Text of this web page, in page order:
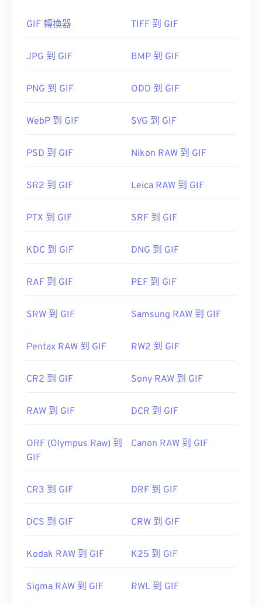
幾乎所有網頁瀏覽器都支援 GIF，這使其比其他圖像
果行動裝置（包括 iPhone 和 iPad）上打開，這使得
器和作業系統上輕鬆開啟。
Photoshop
Photoshop Elements
href="https://www.roxio.com/en/products/creator/pro/
target="_blank">NXT Pro
GIF 轉換器 TIFF 到 GIF
JPG 到 GIF BMP 到 GIF
PNG 到 GIF ODD 到 GIF
WebP 到 GIF SVG 到 GIF
PSD 到 GIF Nikon RAW 到 GIF
SR2 到 GIF Leica RAW 到 GIF
PTX 到 GIF SRF 到 GIF
KDC 到 GIF DNG 到 GIF
RAF 到 GIF PEF 到 GIF
SRW 到 GIF Samsung RAW 到 GIF
Pentax RAW 到 GIF RW2 到 GIF
CR2 到 GIF Sony RAW 到 GIF
RAW 到 GIF DCR 到 GIF
ORF (Olympus Raw) 到
GIF
Canon RAW 到 GIF
CR3 到 GIF DRF 到 GIF
DCS 到 GIF CRW 到 GIF
Kodak RAW 到 GIF K25 到 GIF
Sigma RAW 到 GIF RWL 到 GIF